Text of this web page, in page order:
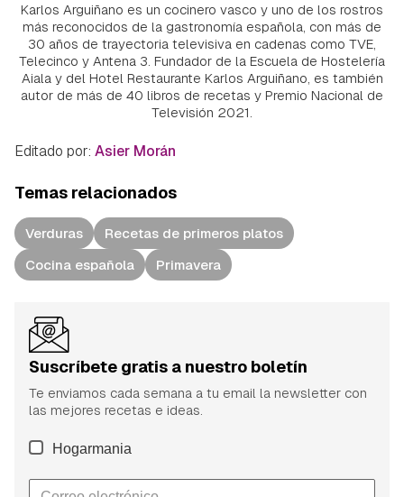
Karlos Arguiñano es un cocinero vasco y uno de los rostros
más reconocidos de la gastronomía española, con más de
30 años de trayectoria televisiva en cadenas como TVE,
Telecinco y Antena 3. Fundador de la Escuela de Hostelería
Aiala y del Hotel Restaurante Karlos Arguiñano, es también
autor de más de 40 libros de recetas y Premio Nacional de
Televisión 2021.
Editado por: Asier Morán
Temas relacionados
Verduras
Recetas de primeros platos
Cocina española
Primavera
Suscríbete gratis a nuestro boletín
Te enviamos cada semana a tu email la newsletter con
las mejores recetas e ideas.
Hogarmania